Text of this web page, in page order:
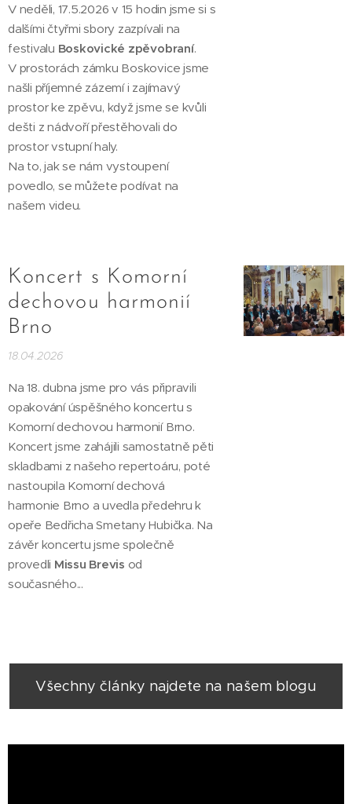
V neděli, 17.5.2026 v 15 hodin jsme si s
dalšími čtyřmi sbory zazpívali na
festivalu Boskovické zpěvobraní.
V prostorách zámku Boskovice jsme
našli příjemné zázemí i zajímavý
prostor ke zpěvu, když jsme se kvůli
dešti z nádvoří přestěhovali do
prostor vstupní haly.
Na to, jak se nám vystoupení
povedlo, se můžete podívat na
našem videu.
Koncert s Komorní
dechovou harmonií
Brno
18.04.2026
Na 18. dubna jsme pro vás připravili
opakování úspěšného koncertu s
Komorní dechovou harmonií Brno.
Koncert jsme zahájili samostatně pěti
skladbami z našeho repertoáru, poté
nastoupila Komorní dechová
harmonie Brno a uvedla předehru k
opeře Bedřicha Smetany Hubička. Na
závěr koncertu jsme společně
provedli Missu Brevis od
současného...
Všechny články najdete na našem blogu